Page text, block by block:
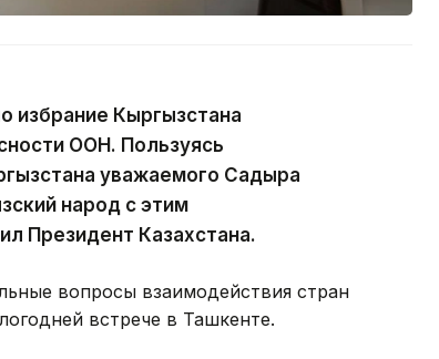
избрание Кыргызстана
ООН. Пользуясь
уважаемого Садыра
народ с этим
Президент Казахстана.
вопросы взаимодействия стран
встрече в Ташкенте.